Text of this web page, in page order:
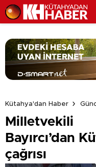
Kütahya'dan Haber
Milletvekili
Bayırcı’dan
çağrısı